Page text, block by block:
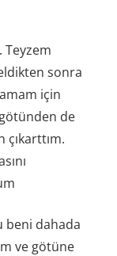
Teyzem
sonra
için
götünden de
beni dahada
ve götüne